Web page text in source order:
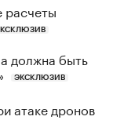
расчеты
должна быть
ЭКСКЛЮЗИВ
атаке дронов